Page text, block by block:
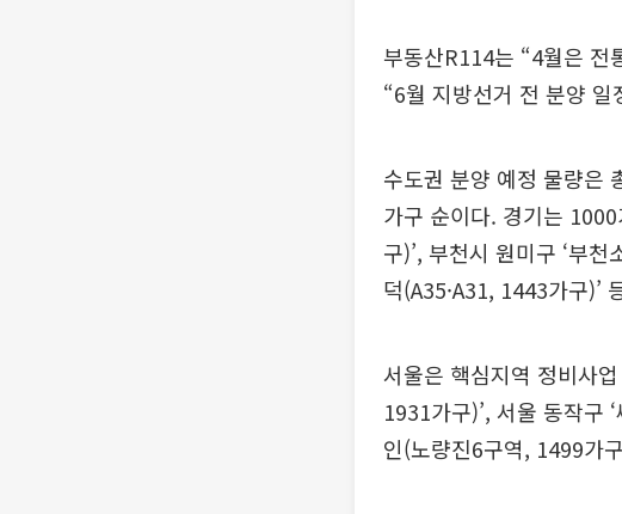
부동산R114는 “4월은 전
“6월 지방선거 전 분양
수도권 분양 예정 물량은
가구 순이다. 경기는
구)’, 부천시 원미구 ‘부
덕(A35·A31, 1443가구)’
서울은 핵심지역 정비사
1931가구)’, 서울 동작구
인(노량진6구역, 1499가